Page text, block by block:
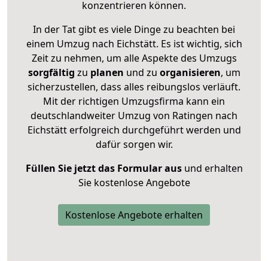
konzentrieren können.
In der Tat gibt es viele Dinge zu beachten bei
einem Umzug nach Eichstätt. Es ist wichtig, sich
Zeit zu nehmen, um alle Aspekte des Umzugs
sorgfältig zu planen und zu organisieren, um
sicherzustellen, dass alles reibungslos verläuft.
Mit der richtigen Umzugsfirma kann ein
deutschlandweiter Umzug von Ratingen nach
Eichstätt erfolgreich durchgeführt werden und
dafür sorgen wir.
Füllen Sie jetzt das Formular ausund erhalten
Sie kostenlose Angebote
Kostenlose Angebote erhalten